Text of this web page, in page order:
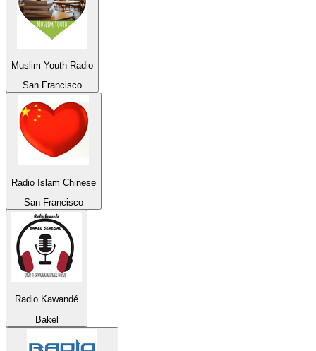
Muslim Youth Radio
San Francisco
Radio Islam Chinese
San Francisco
Radio Kawandé
Bakel